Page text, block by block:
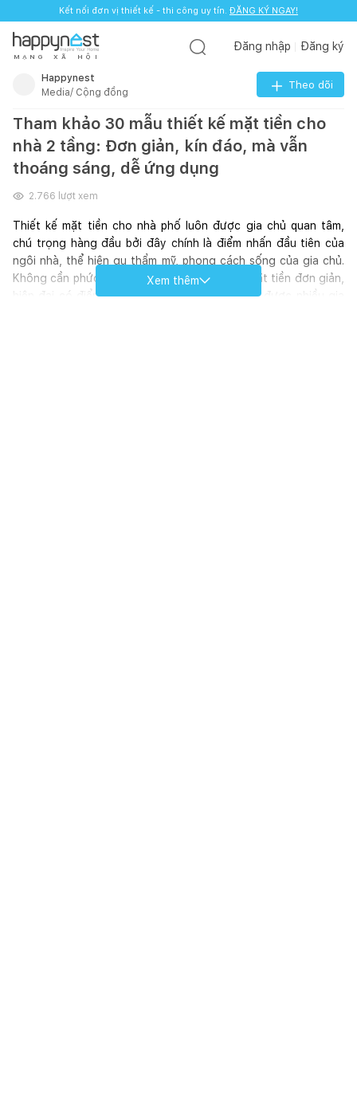
Kết nối đơn vị thiết kế - thi công uy tín. ĐĂNG KÝ NGAY!
M Ạ N G X Ã H Ộ I
Đăng nhập Đăng ký
Happynest
Media/ Cộng đồng
Theo dõi
Tham khảo 30 mẫu thiết kế mặt tiền cho
nhà 2 tầng: Đơn giản, kín đáo, mà vẫn
thoáng sáng, dễ ứng dụng
2.766 lượt xem
Thiết kế mặt tiền cho nhà phố luôn được gia chủ quan tâm,
chú trọng hàng đầu bởi đây chính là điểm nhấn đầu tiên của
ngôi nhà, thể hiện gu thẩm mỹ, phong cách sống của gia chủ.
Không cần phức tạp, cầu kỳ, những thiết kế mặt tiền đơn giản,
hiện đại có điểm nhấn lại là xu hướng thiết kế được nhiều gia
Xem thêm